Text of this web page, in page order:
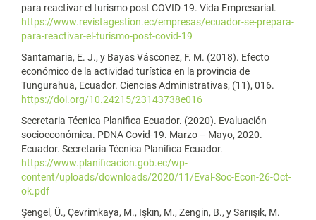
para reactivar el turismo post COVID-19. Vida Empresarial.
https://www.revistagestion.ec/empresas/ecuador-se-prepara-
para-reactivar-el-turismo-post-covid-19
Santamaria, E. J., y Bayas Vásconez, F. M. (2018). Efecto
económico de la actividad turística en la provincia de
Tungurahua, Ecuador. Ciencias Administrativas, (11), 016.
https://doi.org/10.24215/23143738e016
Secretaria Técnica Planifica Ecuador. (2020). Evaluación
socioeconómica. PDNA Covid-19. Marzo – Mayo, 2020.
Ecuador. Secretaria Técnica Planifica Ecuador.
https://www.planificacion.gob.ec/wp-
content/uploads/downloads/2020/11/Eval-Soc-Econ-26-Oct-
ok.pdf
Şengel, Ü., Çevrimkaya, M., Işkın, M., Zengin, B., y Sarıışık, M.